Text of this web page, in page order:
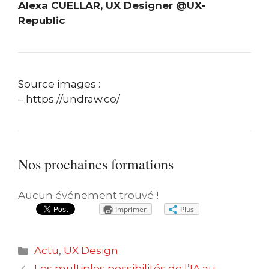
Alexa CUELLAR, UX Designer @UX-
Republic
Source images :
– https://undraw.co/
Nos prochaines formations
Aucun événement trouvé !
Imprimer Plus
Catégories
Actu, UX Design
Navigation